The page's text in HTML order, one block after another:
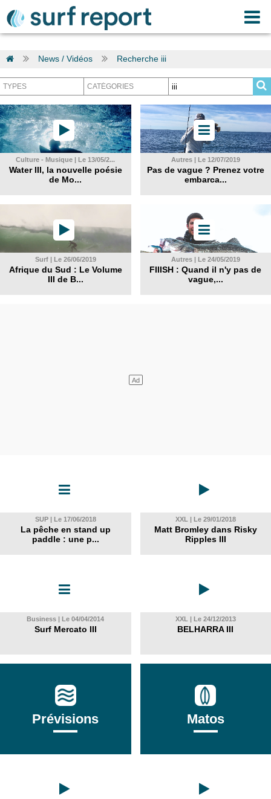
News / Vidéos Recherche iii
Culture - Musique | Le 13/05/2...
Water III, la nouvelle poésie
de Mo...
Autres | Le 12/07/2019
Pas de vague ? Prenez votre
embarca...
Surf | Le 26/06/2019
Afrique du Sud : Le Volume
III de B...
Autres | Le 24/05/2019
FIIISH : Quand il n'y pas de
vague,...
SUP | Le 17/06/2018
La pêche en stand up
paddle : une p...
XXL | Le 29/01/2018
Matt Bromley dans Risky
Ripples III
Business | Le 04/04/2014
Surf Mercato III
XXL | Le 24/12/2013
BELHARRA III
Prévisions Matos